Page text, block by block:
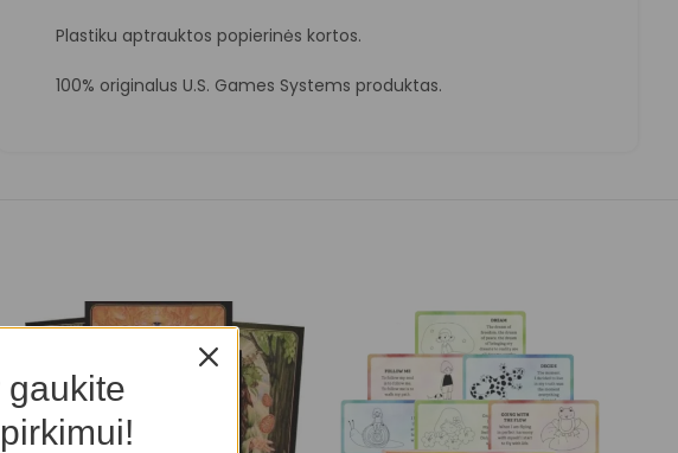
Plastiku aptrauktos popierinės kortos.
100% originalus U.S. Games Systems produktas.